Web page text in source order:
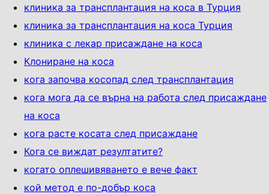
клиника за трансплантация на коса в Турция
клиника за трансплантация на коса Турция
клиника с лекар присаждане на коса
Клониране на коса
кога започва косопад след трансплантация
кога мога да се върна на работа след присаждане
на коса
кога расте косата след присаждане
Кога се виждат резултатите?
когато оплешивяването е вече факт
кой метод е по-добър коса